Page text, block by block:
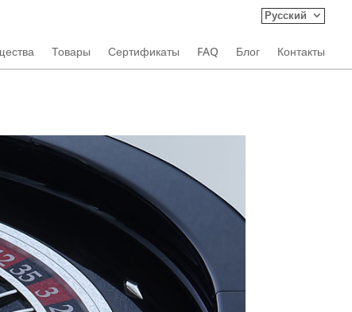
Русский
Товары Сертификаты FAQ Блог Контакты